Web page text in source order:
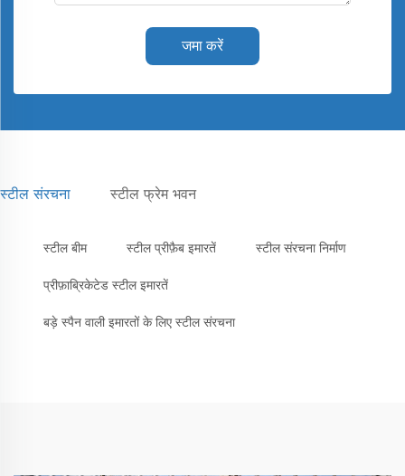
जमा करें
स्टील संरचना स्टील फ्रेम भवन
स्टील बीम स्टील प्रीफ़ैब इमारतें स्टील संरचना निर्माण
प्रीफ़ाब्रिकेटेड स्टील इमारतें
बड़े स्पैन वाली इमारतों के लिए स्टील संरचना